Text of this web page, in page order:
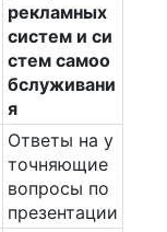
рекламных
систем и си
стем самоо
бслуживани
я
Ответы на у
точняющие
вопросы по
презентации